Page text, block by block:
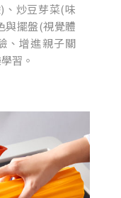
、炒豆芽菜(味
與擺盤(視覺體
、增進親子關
習。